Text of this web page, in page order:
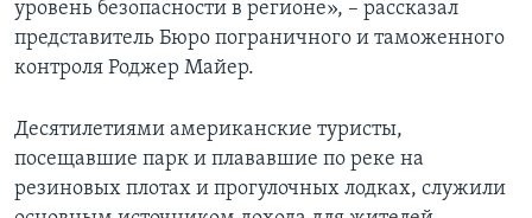
уровень безопасности в регионе», – рассказал
представитель Бюро пограничного и таможенного
контроля Роджер Майер.
Десятилетиями американские туристы,
посещавшие парк и плававшие по реке на
резиновых плотах и прогулочных лодках, служили